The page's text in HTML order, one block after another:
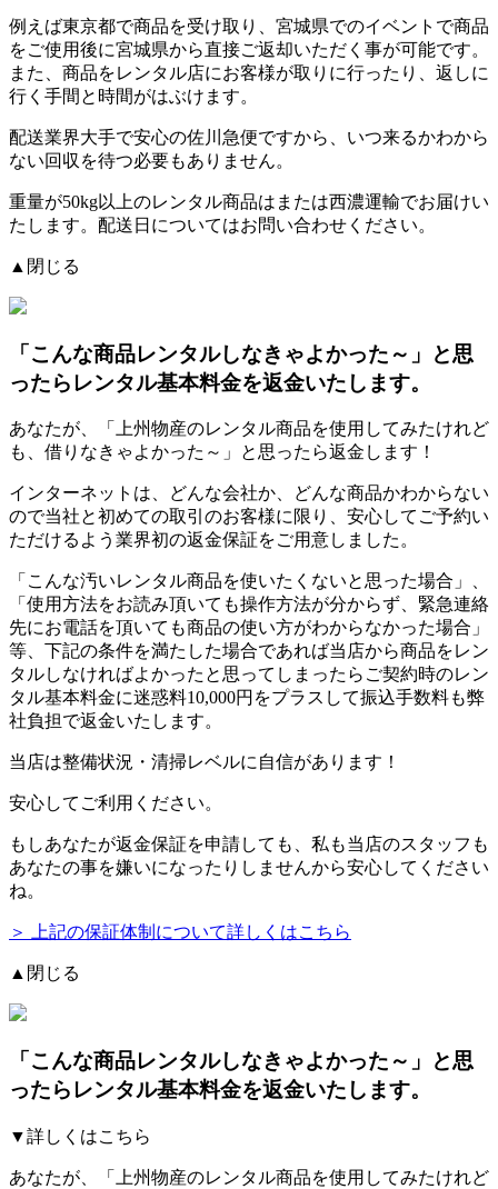
例えば東京都で商品を受け取り、宮城県でのイベントで商品
をご使用後に宮城県から直接ご返却いただく事が可能です。
また、商品をレンタル店にお客様が取りに行ったり、返しに
行く手間と時間がはぶけます。
配送業界大手で安心の佐川急便ですから、 いつ来るかわから
ない回収を待つ必要もありません。
重量が50kg以上のレンタル商品はまたは西濃運輸でお届けい
たします。配送日についてはお問い合わせください。
▲閉じる
「こんな商品レンタルしなきゃよかった～」と思
ったらレンタル基本料金を返金いたします。
あなたが、「上州物産のレンタル商品を使用してみたけれど
も、借りなきゃよかった～」と思ったら返金します！
インターネットは、どんな会社か、どんな商品かわからない
ので当社と初めての取引のお客様に限り、安心してご予約い
ただけるよう業界初の返金保証をご用意しました。
「こんな汚いレンタル商品を使いたくないと思った場合」、
「使用方法をお読み頂いても操作方法が分からず、緊急連絡
先にお電話を頂いても商品の使い方がわからなかった場合」
等、下記の条件を満たした場合であれば当店から商品をレン
タルしなければよかったと思ってしまったらご契約時のレン
タル基本料金に迷惑料10,000円をプラスして振込手数料も弊
社負担で返金いたします。
当店は整備状況・清掃レベルに自信があります！
安心してご利用ください。
もしあなたが返金保証を申請しても、私も当店のスタッフも
あなたの事を嫌いになったりしませんから安心してください
ね。
＞ 上記の保証体制について詳しくはこちら
▲閉じる
「こんな商品レンタルしなきゃよかった～」と思
ったらレンタル基本料金を返金いたします。
▼詳しくはこちら
あなたが、「上州物産のレンタル商品を使用してみたけれど